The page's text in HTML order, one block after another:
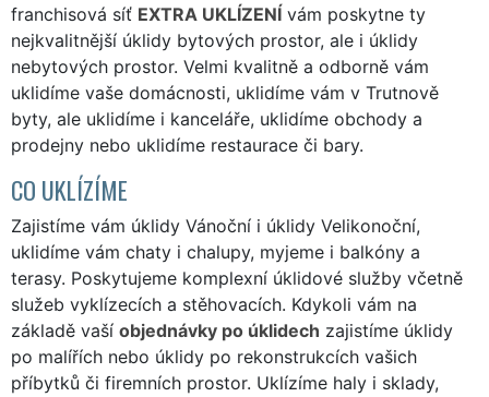
franchisová síť EXTRA UKLÍZENÍ vám poskytne ty
nejkvalitnější úklidy bytových prostor, ale i úklidy
nebytových prostor. Velmi kvalitně a odborně vám
uklidíme vaše domácnosti, uklidíme vám v Trutnově
byty, ale uklidíme i kanceláře, uklidíme obchody a
prodejny nebo uklidíme restaurace či bary.
CO UKLÍZÍME
Zajistíme vám úklidy Vánoční i úklidy Velikonoční,
uklidíme vám chaty i chalupy, myjeme i balkóny a
terasy. Poskytujeme komplexní úklidové služby včetně
služeb vyklízecích a stěhovacích. Kdykoli vám na
základě vaší objednávky po úklidech zajistíme úklidy
po malířích nebo úklidy po rekonstrukcích vašich
příbytků či firemních prostor. Uklízíme haly i sklady,